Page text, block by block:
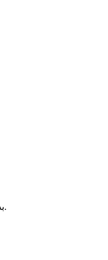
بدون تسجيل، بدون رسوم، بدون قيود مخفية. استخدمه بقدر ما تريد.